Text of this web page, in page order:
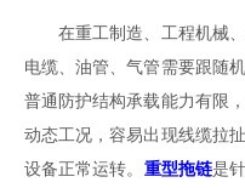
在重工制造、工程机械、
电缆、油管、气管需要跟随
普通防护结构承载能力有限
动态工况，容易出现线缆拉
设备正常运转。 重型拖链是